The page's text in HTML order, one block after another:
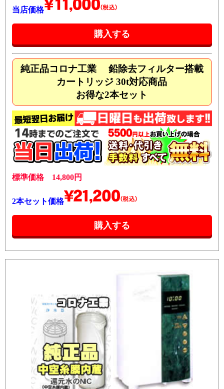
当店価格
純正品コロナ工業 鉛除去フィルター搭載
カートリッジ 30t対応商品
お得な2本セット
標準価格 14,800円
2本セット価格